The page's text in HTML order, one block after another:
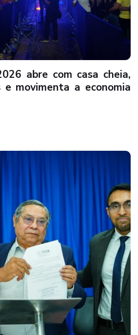
abre com casa cheia,
e movimenta a economia